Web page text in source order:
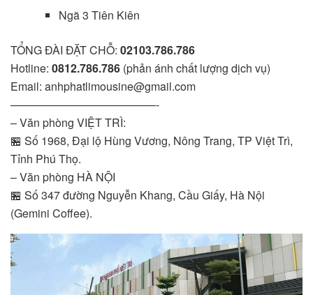
Ngã 3 Tiên Kiên
TỔNG ĐÀI ĐẶT CHỖ: 02103.786.786
Hotline: 0812.786.786 (phản ánh chất lượng dịch vụ)
Email: anhphatlimousine@gmail.com
—————————————-
– Văn phòng VIỆT TRÌ:
🏪 Số 1968, Đại lộ Hùng Vương, Nông Trang, TP Việt Trì,
Tỉnh Phú Thọ.
– Văn phòng HÀ NỘI
🏪 Số 347 đường Nguyễn Khang, Cầu Giấy, Hà Nội
(Gemini Coffee).